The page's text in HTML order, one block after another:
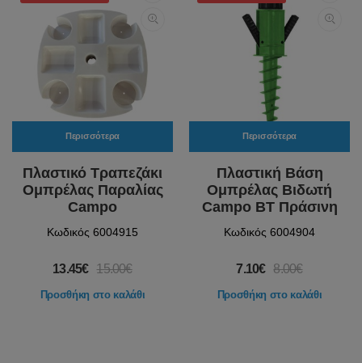
Περισσότερα
Πλαστικό Τραπεζάκι
Ομπρέλας Παραλίας
Campo
Κωδικός 6004915
13.45€ 15.00€
Προσθήκη στο καλάθι
Περισσότερα
Πλαστική Βάση
Ομπρέλας Βιδωτή
Campo BT Πράσινη
Κωδικός 6004904
7.10€ 8.00€
Προσθήκη στο καλάθι